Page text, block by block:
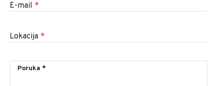
E-mail *
Lokacija *